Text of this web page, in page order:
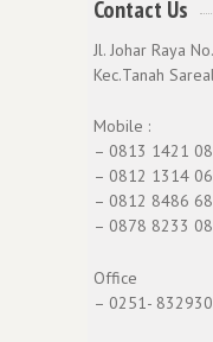
Contact Us
Jl. Johar Raya
Kec.Tanah
Mobile :
– 0813 1421
– 0812 1314
– 0812 8486
– 0878 8233
Office
– 0251-